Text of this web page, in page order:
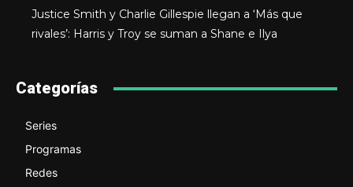
Justice Smith y Charlie Gillespie llegan a ‘Más que
rivales’: Harris y Troy se suman a Shane e Ilya
Categorías
Series
Programas
Redes